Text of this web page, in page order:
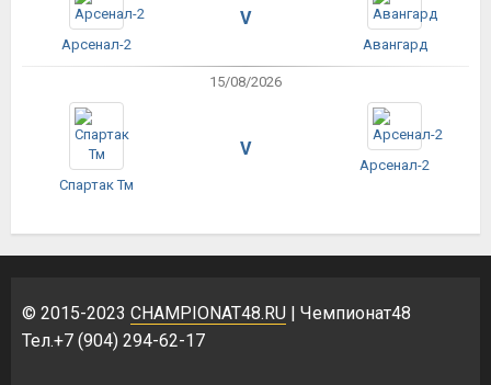
Арсенал-2
V
Авангард
15/08/2026
Спартак Тм
V
Арсенал-2
© 2015-2023 CHAMPIONAT48.RU | Чемпионат48
Тел.+7 (904) 294-62-17